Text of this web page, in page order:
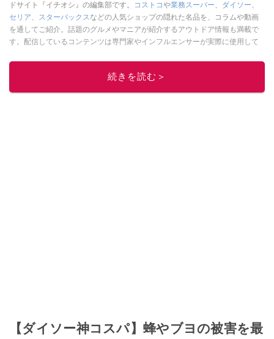
ドサイト『イチオシ』の編集部です。
コストコや業務スーパー、 ダイソー、
セリア、 スターバックスなどの人気ショップの隠れた名品を、コラムや動画
を通してご紹介。話題のグルメやマニアが紹介するアウトドア情報も満載で
す。配信しているコンテンツは専門家やインフルエンサーが実際に使用して
ニュースでフォロー
続きを読む＞
【ダイソー神コスパ】蜂やブヨの被害を最